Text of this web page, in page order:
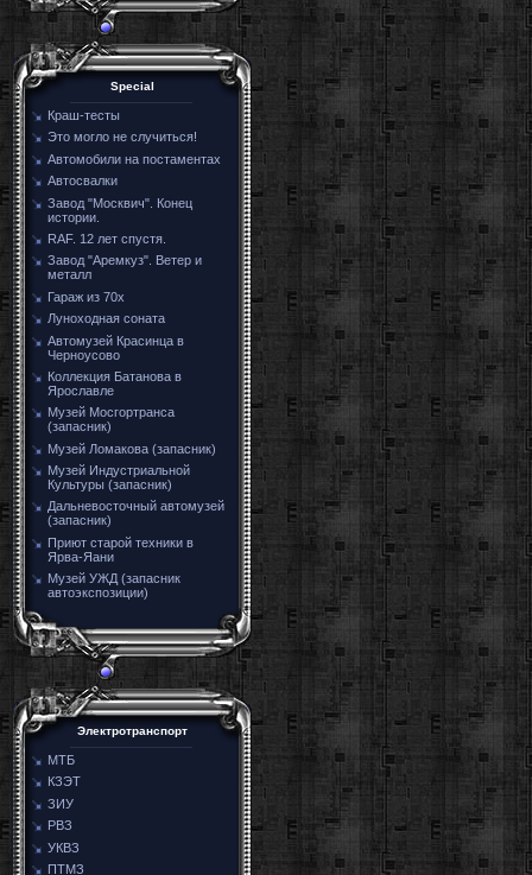
Special
Краш-тесты
Это могло не случиться!
Автомобили на постаментах
Автосвалки
Завод "Москвич". Конец
истории.
RAF. 12 лет спустя.
Завод "Аремкуз". Ветер и
металл
Гараж из 70х
Луноходная соната
Автомузей Красинца в
Черноусово
Коллекция Батанова в
Ярославле
Музей Мосгортранса
(запасник)
Музей Ломакова (запасник)
Музей Индустриальной
Культуры (запасник)
Дальневосточный автомузей
(запасник)
Приют старой техники в
Ярва-Яани
Музей УЖД (запасник
автоэкспозиции)
Электротранспорт
МТБ
КЗЭТ
ЗИУ
РВЗ
УКВЗ
ПТМЗ